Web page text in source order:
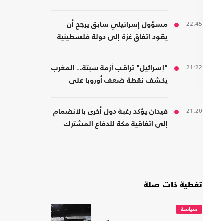
22:45
مسؤول إسرائيلي سابق يرجح أن
يقود اتفاق غزة إلى دولة فلسطينية
21:22
"إسرائيل" تراقب أزمة سبتة.. المغرب
يكشف نقطة ضعف أوروبا على
21:20
فيدان يؤكد رغبة دول أخرى بالانضمام
إلى اتفاقية مكة للدفاع المشترك
تغطية ذات صلة
سياسة